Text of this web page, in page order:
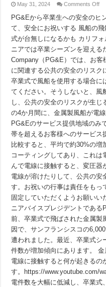
May 31, 2024 Comments Offon
卒
業
生
へ:
重
り
で
風
を
固
定
し
て
安
全
を
祝
う
PG&Eから卒業生への安全のヒ
て、安全にお祝いする 風船の
式が台無しになるかも カリフ
ニアでは卒業シーズンを迎え
Company（PG&E）では、お
に関連する公共の安全のリスク
卒業式で風船を使用する場合に
てください。そうしないと、風
し、公共の安全のリスクが生じ
の4か月間に、金属製風船が電
PG&Eのサービス提供地域のみ
帯を超えるお客様へのサービス
比較すると、平均で約30%の
コーティングしてあり、これ
んで電線に接触すると、変圧器
電線が溶けたりして、公共の安
す。お祝いの行事は責任をもっ
固定していただくようお願い
ニアバイスプレジデントであ
前、卒業式で飛ばされた金属製
因で、サンフランシスコの
遭われました。最近、卒業式シ
件数が増加傾向にあります。
電線に接触すると何が起きるの
す。https://www.youtube.com/
電件数を大幅に低減し、卒業式